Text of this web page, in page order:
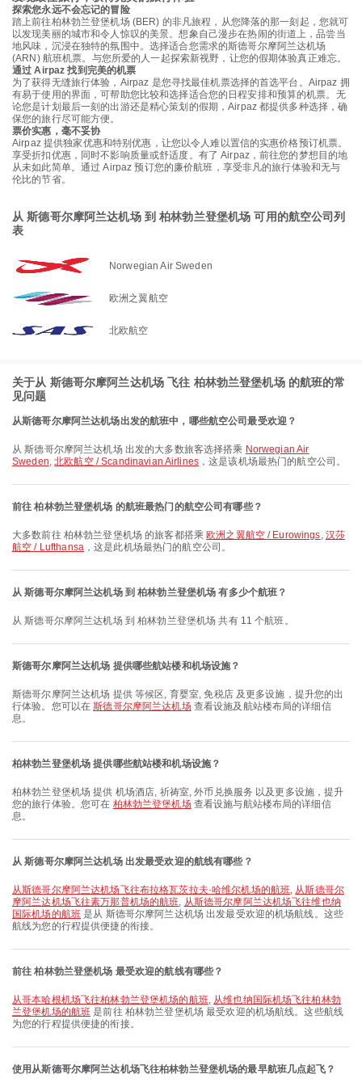
探索您永远不会忘记的冒险
踏上前往柏林勃兰登堡机场 (BER) 的非凡旅程，从您降落的那一刻起，您就可
以发现美丽的城市和令人惊叹的美景。想象自己漫步在热闹的街道上，品尝当
地风味，沉浸在独特的氛围中。选择适合您需求的斯德哥尔摩阿兰达机场
(ARN) 航班机票。与您所爱的人一起探索新视野，让您的假期体验真正难忘。
通过 Airpaz 找到完美的机票
为了获得无缝旅行体验，Airpaz 是您寻找最佳机票选择的首选平台。Airpaz 拥
有易于使用的界面，可帮助您比较和选择适合您的日程安排和预算的机票。无
论您是计划最后一刻的出游还是精心策划的假期，Airpaz 都提供多种选择，确
保您的旅行尽可能方便。
票价实惠，毫不妥协
Airpaz 提供独家优惠和特别优惠，让您以令人难以置信的实惠价格预订机票。
享受折扣优惠，同时不影响质量或舒适度。有了 Airpaz，前往您的梦想目的地
从未如此简单。通过 Airpaz 预订您的廉价航班，享受非凡的旅行体验和无与
伦比的节省。
从 斯德哥尔摩阿兰达机场 到 柏林勃兰登堡机场 可用的航空公司列
表
Norwegian Air Sweden
欧洲之翼航空
北欧航空
关于从 斯德哥尔摩阿兰达机场 飞往 柏林勃兰登堡机场 的航班的常
见问题
从斯德哥尔摩阿兰达机场出发的航班中，哪些航空公司最受欢迎？
从 斯德哥尔摩阿兰达机场 出发的大多数旅客选择搭乘 Norwegian Air
Sweden,北欧航空 / Scandinavian Airlines ，这是该机场最热门的航空公司。
前往 柏林勃兰登堡机场 的航班最热门的航空公司有哪些？
大多数前往 柏林勃兰登堡机场 的旅客都搭乘 欧洲之翼航空 / Eurowings, 汉莎
航空 / Lufthansa，这是此机场最热门的航空公司。
从 斯德哥尔摩阿兰达机场 到 柏林勃兰登堡机场 有多少个航班？
从 斯德哥尔摩阿兰达机场 到 柏林勃兰登堡机场 共有 11 个航班。
斯德哥尔摩阿兰达机场 提供哪些航站楼和机场设施？
斯德哥尔摩阿兰达机场 提供 等候区, 育婴室, 免税店 及更多设施，提升您的出
行体验。您可以在斯德哥尔摩阿兰达机场查看设施及航站楼布局的详细信
息。
柏林勃兰登堡机场 提供哪些航站楼和机场设施？
柏林勃兰登堡机场 提供 机场酒店, 祈祷室, 外币兑换服务 以及更多设施，提升
您的旅行体验。您可在 柏林勃兰登堡机场查看设施与航站楼布局的详细信
息。
从 斯德哥尔摩阿兰达机场 出发最受欢迎的航线有哪些？
从斯德哥尔摩阿兰达机场飞往布拉格瓦茨拉夫·哈维尔机场的航班, 从斯德哥尔
摩阿兰达机场飞往素万那普机场的航班, 从斯德哥尔摩阿兰达机场飞往维也纳
国际机场的航班是从 斯德哥尔摩阿兰达机场 出发最受欢迎的机场航线。这些
航线为您的行程提供便捷的衔接。
前往 柏林勃兰登堡机场 最受欢迎的航线有哪些？
从哥本哈根机场飞往柏林勃兰登堡机场的航班, 从维也纳国际机场飞往柏林勃
兰登堡机场的航班 是前往 柏林勃兰登堡机场 最受欢迎的机场航线。这些航线
为您的行程提供便捷的衔接。
使用从斯德哥尔摩阿兰达机场飞往柏林勃兰登堡机场的最早航班几点起飞？